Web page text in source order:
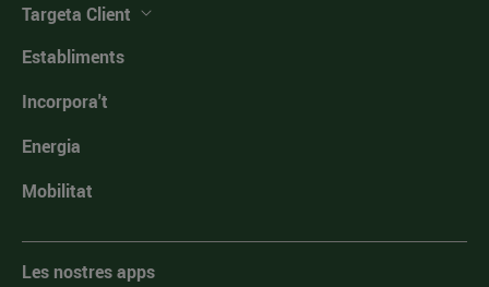
Targeta Client
Establiments
Incorpora't
Energia
Mobilitat
Les nostres apps